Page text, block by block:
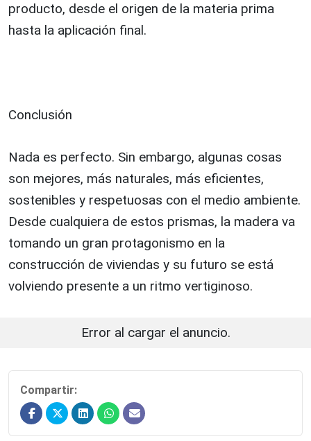
producto, desde el origen de la materia prima
hasta la aplicación final.
Conclusión
Nada es perfecto. Sin embargo, algunas cosas
son mejores, más naturales, más eficientes,
sostenibles y respetuosas con el medio ambiente.
Desde cualquiera de estos prismas, la madera va
tomando un gran protagonismo en la
construcción de viviendas y su futuro se está
volviendo presente a un ritmo vertiginoso.
Error al cargar el anuncio.
Compartir: